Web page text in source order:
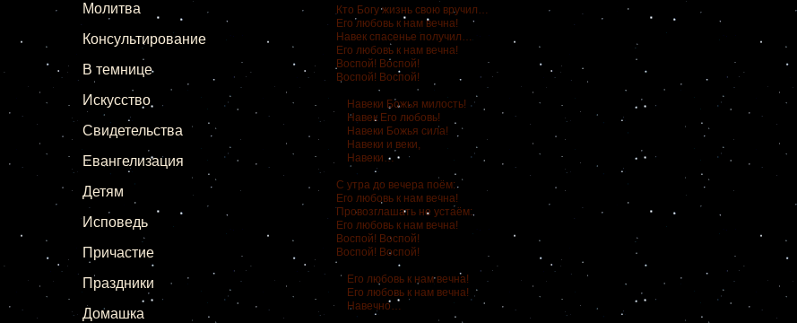
Молитва
Консультирование
В темнице
Искусство
Свидетельства
Евангелизация
Детям
Исповедь
Причастие
Праздники
Домашка
Кто Богу жизнь свою вручил…
Его любовь к нам вечна!
Навек спасенье получил…
Его любовь к нам вечна!
Воспой! Воспой!
Воспой! Воспой!
Навеки Божья милость!
Навек Его любовь!
Навеки Божья сила!
Навеки и веки,
Навеки…
С утра до вечера поём:
Его любовь к нам вечна!
Провозглашать не устаём:
Его любовь к нам вечна!
Воспой! Воспой!
Воспой! Воспой!
Его любовь к нам вечна!
Его любовь к нам вечна!
Навечно…